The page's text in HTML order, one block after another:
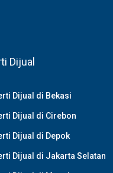
Dijual
Dijual di Bekasi
Dijual di Cirebon
Dijual di Depok
Dijual di Jakarta Selatan